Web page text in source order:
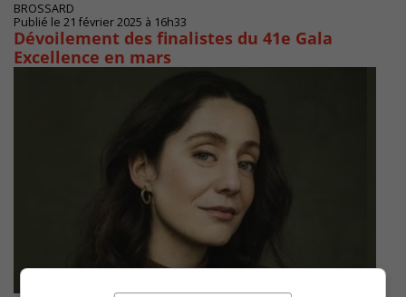
BROSSARD
Publié le 21 février 2025 à 16h33
Dévoilement des finalistes du 41e Gala
Excellence en mars